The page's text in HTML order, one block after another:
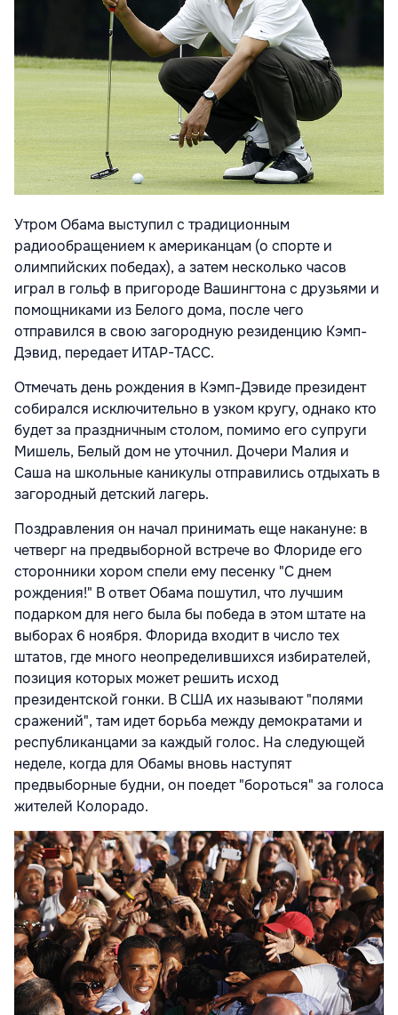
Утром Обама выступил с традиционным
радиообращением к американцам (о спорте и
олимпийских победах), а затем несколько часов
играл в гольф в пригороде Вашингтона с друзьями и
помощниками из Белого дома, после чего
отправился в свою загородную резиденцию Кэмп-
Дэвид, передает ИТАР-ТАСС.
Отмечать день рождения в Кэмп-Дэвиде президент
собирался исключительно в узком кругу, однако кто
будет за праздничным столом, помимо его супруги
Мишель, Белый дом не уточнил. Дочери Малия и
Саша на школьные каникулы отправились отдыхать в
загородный детский лагерь.
Поздравления он начал принимать еще накануне: в
четверг на предвыборной встрече во Флориде его
сторонники хором спели ему песенку "С днем
рождения!" В ответ Обама пошутил, что лучшим
подарком для него была бы победа в этом штате на
выборах 6 ноября. Флорида входит в число тех
штатов, где много неопределившихся избирателей,
позиция которых может решить исход
президентской гонки. В США их называют "полями
сражений", там идет борьба между демократами и
республиканцами за каждый голос. На следующей
неделе, когда для Обамы вновь наступят
предвыборные будни, он поедет "бороться" за голоса
жителей Колорадо.